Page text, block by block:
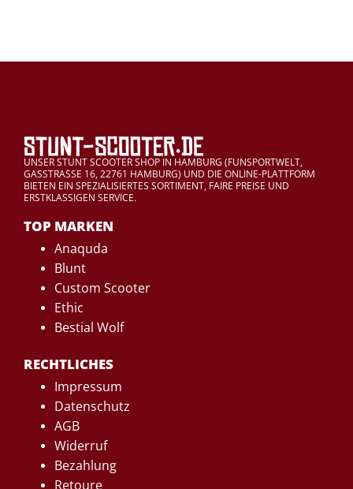
UNSER STUNT SCOOTER SHOP IN HAMBURG (FUNSPORTWELT,
GASSTRASSE 16, 22761 HAMBURG) UND DIE ONLINE-PLATTFORM
BIETEN EIN SPEZIALISIERTES SORTIMENT, FAIRE PREISE UND
ERSTKLASSIGEN SERVICE.
TOP MARKEN
Anaquda
Blunt
Custom Scooter
Ethic
Bestial Wolf
RECHTLICHES
Impressum
Datenschutz
AGB
Widerruf
Bezahlung
Retoure